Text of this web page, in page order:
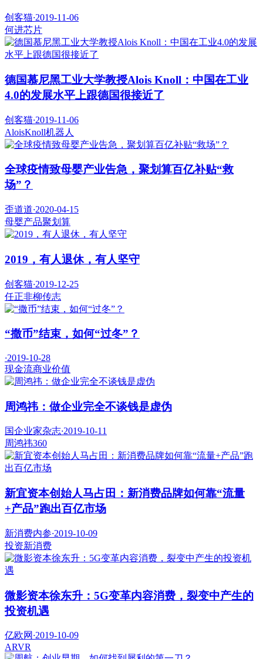
创客猫·2019-11-06
何进芯片
德国慕尼黑工业大学教授Alois Knoll：中国在工业
4.0的发展水平上跟德国很接近了
创客猫·2019-11-06
AloisKnoll机器人
全球疫情致母婴产业告急，聚划算百亿补贴“救
场”？
歪道道·2020-04-15
母婴产品聚划算
2019，有人退休，有人坚守
创客猫·2019-12-25
任正非柳传志
“撒币”结束，如何“过冬”？
·2019-10-28
现金流商业价值
周鸿祎：做企业完全不谈钱是虚伪
国企业家杂志·2019-10-11
周鸿祎360
新宜资本创始人马占田：新消费品牌如何靠“流量
+产品”跑出百亿市场
新消费内参·2019-10-09
投资新消费
微影资本徐东升：5G变革内容消费，裂变中产生的
投资机遇
亿欧网 ·2019-10-09
ARVR